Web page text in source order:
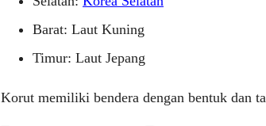
Barat: Laut Kuning
Timur: Laut Jepang
Korut memiliki bendera dengan bentuk dan